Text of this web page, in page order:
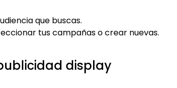
que buscas.
tus campañas o crear nuevas.
display